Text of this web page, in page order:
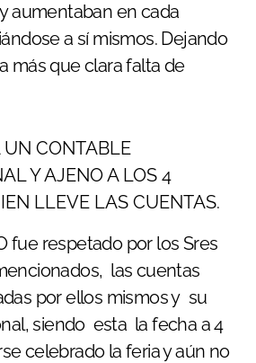
aumentaban en cada
a sí mismos. Dejando
más que clara falta de
UN CONTABLE
Y AJENO A LOS 4
LLEVE LAS CUENTAS.
fue respetado por los Sres
las cuentas
por ellos mismos y su
siendo esta la fecha a 4
celebrado la feria y aún no